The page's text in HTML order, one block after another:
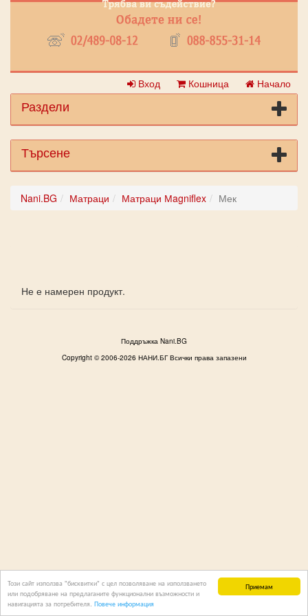
Приемам
Този сайт използва "бисквитки" с цел позволяване на използването
или подобряване на предлаганите функционални възможности и
навигацията за потребителя. Повече информация
Вход Кошница Начало
Раздели
Търсене
Nani.BG Матраци Матраци Мagniflex Мек
Не е намерен продукт.
Поддръжка Nani.BG
Copyright © 2006-2026 НАНИ.БГ Всички права запазени